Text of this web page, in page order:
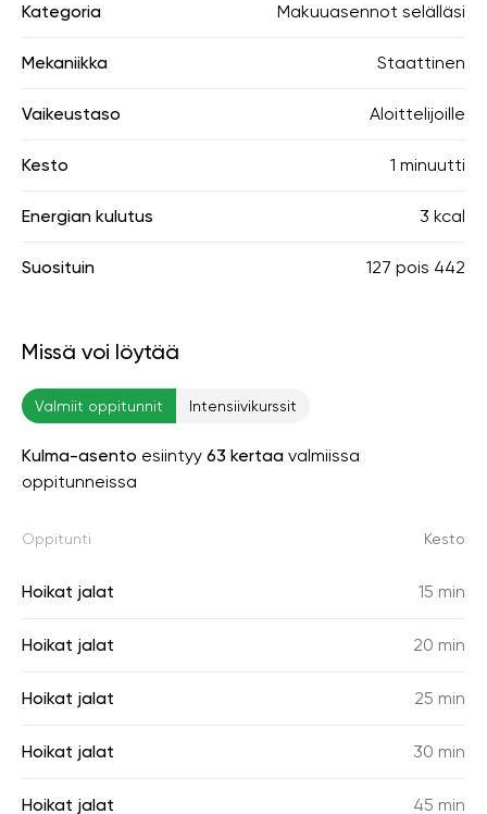
Kategoria Makuuasennot selälläsi
Mekaniikka Staattinen
Vaikeustaso Aloittelijoille
Kesto 1 minuutti
Energian kulutus 3 kcal
Suosituin 127 pois 442
Missä voi löytää
Valmiit oppitunnit Intensiivikurssit
Kulma-asento esiintyy 63 kertaa valmiissa
oppitunneissa
Oppitunti Kesto
Hoikat jalat 15 min
Hoikat jalat 20 min
Hoikat jalat 25 min
Hoikat jalat 30 min
Hoikat jalat 45 min